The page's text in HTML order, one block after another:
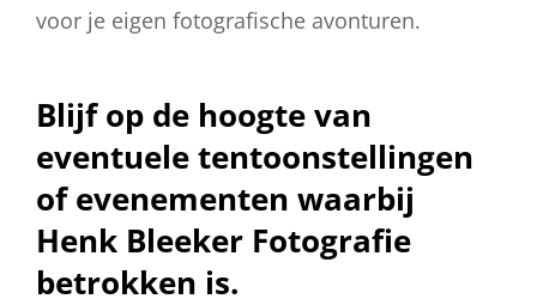
voor je eigen fotografische avonturen.
Blijf op de hoogte van
eventuele tentoonstellingen
of evenementen waarbij
Henk Bleeker Fotografie
betrokken is.